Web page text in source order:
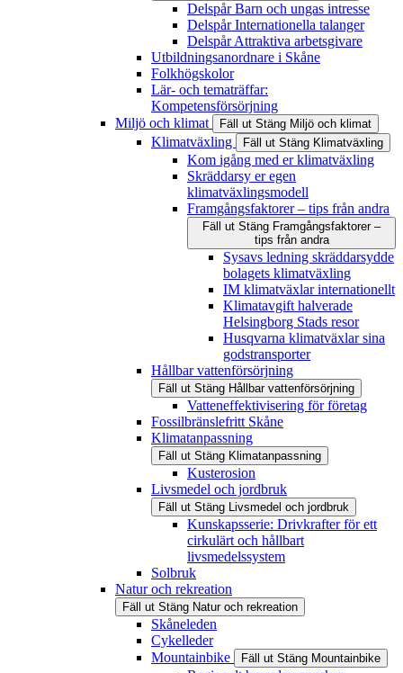
Delspår Barn och ungas intresse
Delspår Internationella talanger
Delspår Attraktiva arbetsgivare
Utbildningsanordnare i Skåne
Folkhögskolor
Lär- och tematräffar:
Kompetensförsörjning
Miljö och klimat
Fäll ut Stäng Miljö och klimat
Klimatväxling Fäll ut Stäng Klimatväxling
Kom igång med er klimatväxling
Skräddarsy er egen
klimatväxlingsmodell
Framgångsfaktorer – tips från andra
Fäll ut Stäng Framgångsfaktorer –
tips från andra
Sysavs ledning skräddarsydde
bolagets klimatväxling
IM klimatväxlar internationellt
Klimatavgift halverade
Helsingborg Stads resor
Husqvarna klimatväxlar sina
godstransporter
Hållbar vattenförsörjning
Fäll ut Stäng Hållbar vattenförsörjning
Vatteneffektivisering för företag
Fossilbränslefritt Skåne
Klimatanpassning
Fäll ut Stäng Klimatanpassning
Kusterosion
Livsmedel och jordbruk
Fäll ut Stäng Livsmedel och jordbruk
Kunskapsserie: Drivkrafter för ett
cirkulärt och hållbart
livsmedelssystem
Solbruk
Natur och rekreation
Fäll ut Stäng Natur och rekreation
Skåneleden
Cykelleder
Mountainbike
Fäll ut Stäng Mountainbike